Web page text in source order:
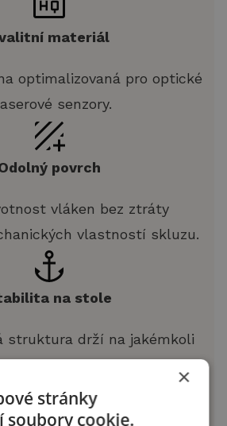
materiál
optimalizovaná pro optické
senzory.
povrch
vláken bez ztráty
vlastností skluzu.
na stole
struktura drží na jakémkoli
povrchu stolu.
×
stránky
soubory cookie.